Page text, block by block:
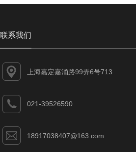
联系我们
上海嘉定嘉涌路99弄6号713
021-39526590
18917038407@163.com